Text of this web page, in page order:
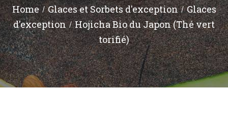
Home Glaces et Sorbets d'exception
Glaces
d'exception
Hojicha Bio du Japon (Thé vert
torifié)